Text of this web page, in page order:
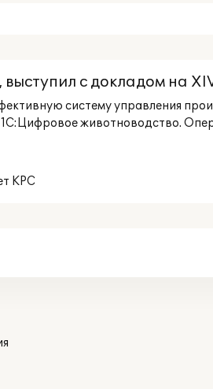
с докладом на
систему управления
животноводство.
КРС